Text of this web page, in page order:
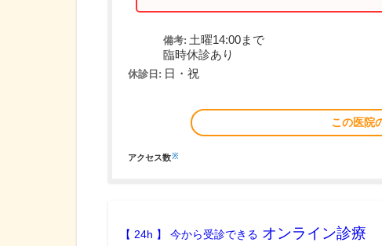
備考: 土曜14:00まで
臨時休診あり
休診日: 日・祝
この医院
アクセス数※
【 24h 】 今から受診できる オンライン診療